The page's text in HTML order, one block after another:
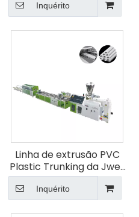
Inquérito
Linha de extrusão PVC
Plastic Trunking da Jwell
Company
Inquérito